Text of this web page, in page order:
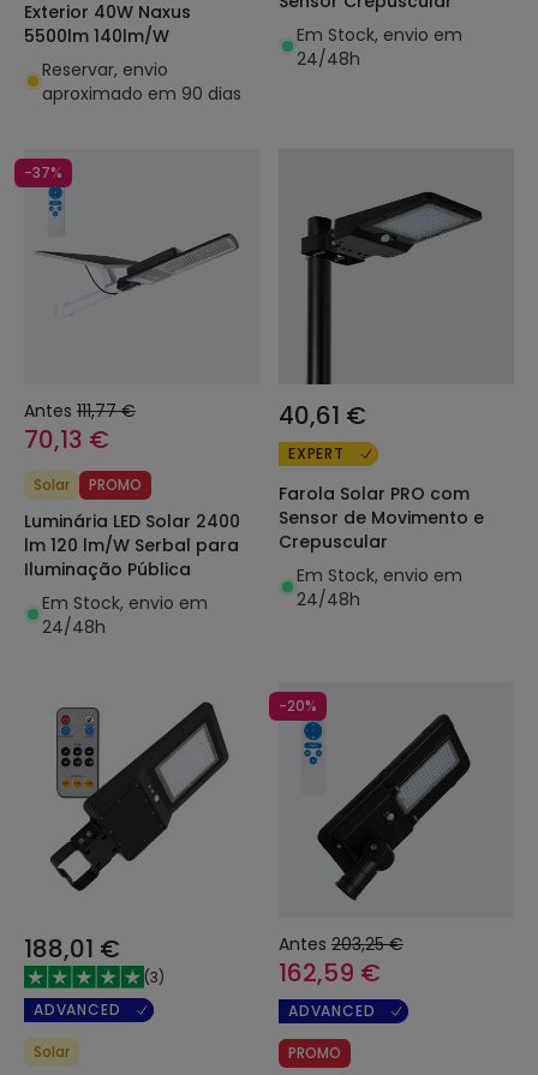
Exterior 40W Naxus
5500lm 140lm/W
Reservar, envio
aproximado em 90 dias
Em Stock, envio em
24/48h
-37%
Antes 111,77 €
70,13 €
Solar PROMO
Luminária LED Solar 2400
lm 120 lm/W Serbal para
Iluminação Pública
Em Stock, envio em
24/48h
40,61 €
EXPERT
Farola Solar PRO com
Sensor de Movimento e
Crepuscular
Em Stock, envio em
24/48h
188,01 €
(3)
ADVANCED
Solar
-20%
Antes 203,25 €
162,59 €
ADVANCED
PROMO